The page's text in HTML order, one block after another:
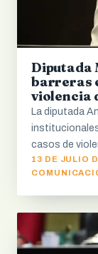
Diputada
barreras
violencia
La diputada
casos de
13 DE JULIO